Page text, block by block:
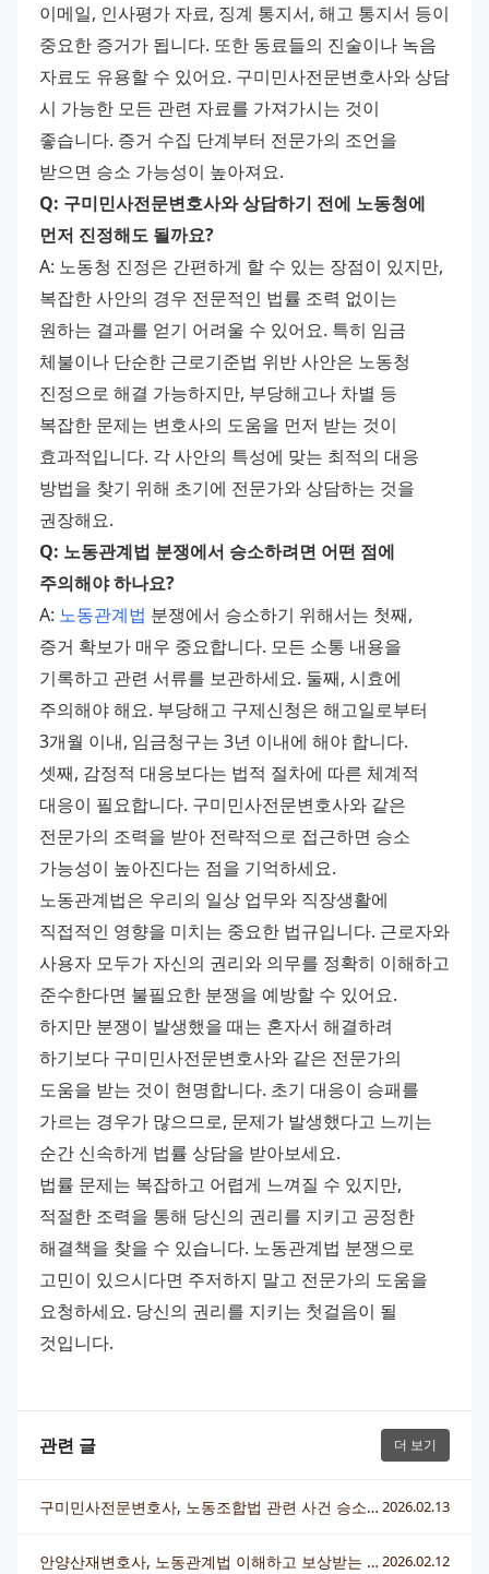
이메일, 인사평가 자료, 징계 통지서, 해고 통지서 등이
중요한 증거가 됩니다. 또한 동료들의 진술이나 녹음
자료도 유용할 수 있어요. 구미민사전문변호사와 상담
시 가능한 모든 관련 자료를 가져가시는 것이
좋습니다. 증거 수집 단계부터 전문가의 조언을
받으면 승소 가능성이 높아져요.
Q: 구미민사전문변호사와 상담하기 전에 노동청에
먼저 진정해도 될까요?
A: 노동청 진정은 간편하게 할 수 있는 장점이 있지만,
복잡한 사안의 경우 전문적인 법률 조력 없이는
원하는 결과를 얻기 어려울 수 있어요. 특히 임금
체불이나 단순한 근로기준법 위반 사안은 노동청
진정으로 해결 가능하지만, 부당해고나 차별 등
복잡한 문제는 변호사의 도움을 먼저 받는 것이
효과적입니다. 각 사안의 특성에 맞는 최적의 대응
방법을 찾기 위해 초기에 전문가와 상담하는 것을
권장해요.
Q: 노동관계법 분쟁에서 승소하려면 어떤 점에
주의해야 하나요?
A: 노동관계법 분쟁에서 승소하기 위해서는 첫째,
증거 확보가 매우 중요합니다. 모든 소통 내용을
기록하고 관련 서류를 보관하세요. 둘째, 시효에
주의해야 해요. 부당해고 구제신청은 해고일로부터
3개월 이내, 임금청구는 3년 이내에 해야 합니다.
셋째, 감정적 대응보다는 법적 절차에 따른 체계적
대응이 필요합니다. 구미민사전문변호사와 같은
전문가의 조력을 받아 전략적으로 접근하면 승소
가능성이 높아진다는 점을 기억하세요.
노동관계법은 우리의 일상 업무와 직장생활에
직접적인 영향을 미치는 중요한 법규입니다. 근로자와
사용자 모두가 자신의 권리와 의무를 정확히 이해하고
준수한다면 불필요한 분쟁을 예방할 수 있어요.
하지만 분쟁이 발생했을 때는 혼자서 해결하려
하기보다 구미민사전문변호사와 같은 전문가의
도움을 받는 것이 현명합니다. 초기 대응이 승패를
가르는 경우가 많으므로, 문제가 발생했다고 느끼는
순간 신속하게 법률 상담을 받아보세요.
법률 문제는 복잡하고 어렵게 느껴질 수 있지만,
적절한 조력을 통해 당신의 권리를 지키고 공정한
해결책을 찾을 수 있습니다. 노동관계법 분쟁으로
고민이 있으시다면 주저하지 말고 전문가의 도움을
요청하세요. 당신의 권리를 지키는 첫걸음이 될
것입니다.
관련 글 더 보기
구미민사전문변호사, 노동조합법 관련 사건 승소 전략 총정리 2026.02.13
안양산재변호사, 노동관계법 이해하고 보상받는 핵심 전략 2026.02.12